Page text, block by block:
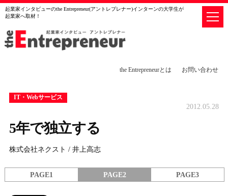
起業家インタビューのthe Entrepreneur(アントレプレナー)インターンの大学生が
起業家へ取材！
お問い合わせ
the Entrepreneurとは
IT・Webサービス
2012.05.28
5年で独立する
株式会社ネクスト / 井上高志
PAGE1 PAGE2 PAGE3